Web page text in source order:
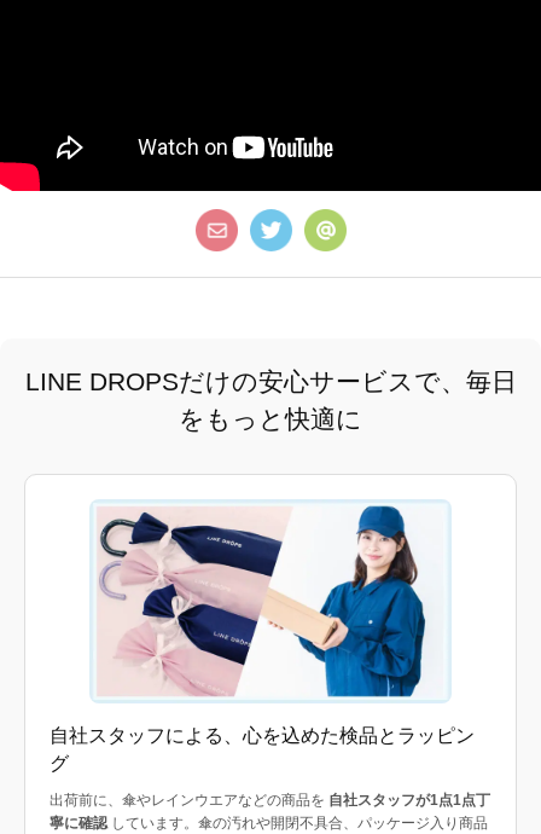
LINE DROPSだけの安心サービスで、毎日
をもっと快適に
自社スタッフによる、心を込めた検品とラッピン
グ
出荷前に、傘やレインウエアなどの商品を 自社スタッフが1点1点丁
寧に確認しています。傘の汚れや開閉不具合、パッケージ入り商品